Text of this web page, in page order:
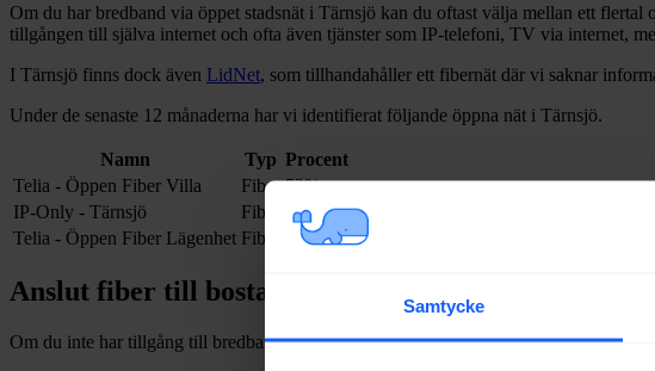
Samtycke
Om du har bredband via öppet stadsnät i Tärnsjö kan du oftast välja mellan ett flertal
tillgången till själva internet och ofta även tjänster som IP-telefoni, TV via internet,
I Tärnsjö finns dock även LidNet, som tillhandahåller ett fibernät där vi saknar
Under de senaste 12 månaderna har vi identifierat följande öppna nät i Tärnsjö.
Namn Typ Procent
Telia - Öppen Fiber Villa
Fiber 53%
IP-Only - Tärnsjö
Fiber
45%
Telia - Öppen Fiber Lägenhet Fiber 3%
Anslut fiber till bostad i
Om du inte har tillgång till bredband via fiber och vill dra in och installera fiber till en